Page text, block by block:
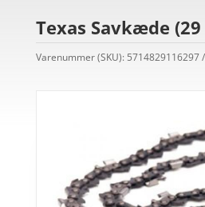
Texas Savkæde
Varenummer (SKU): 5714829116297